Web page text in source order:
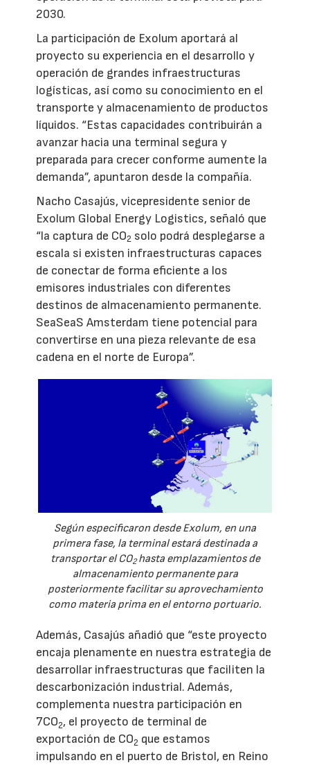
2030.
La participación de Exolum aportará al
proyecto su experiencia en el desarrollo y
operación de grandes infraestructuras
logísticas, así como su conocimiento en el
transporte y almacenamiento de productos
líquidos. “Estas capacidades contribuirán a
avanzar hacia una terminal segura y
preparada para crecer conforme aumente la
demanda”, apuntaron desde la compañía.
Nacho Casajús, vicepresidente senior de
Exolum Global Energy Logistics, señaló que
“la captura de CO2 solo podrá desplegarse a
escala si existen infraestructuras capaces
de conectar de forma eficiente a los
emisores industriales con diferentes
destinos de almacenamiento permanente.
SeaSeaS Amsterdam tiene potencial para
convertirse en una pieza relevante de esa
cadena en el norte de Europa”.
Según especificaron desde Exolum, en una
primera fase, la terminal estará destinada a
transportar el CO2hasta emplazamientos de
almacenamiento permanente para
posteriormente facilitar su aprovechamiento
como materia prima en el entorno portuario.
Además, Casajús añadió que “este proyecto
encaja plenamente en nuestra estrategia de
desarrollar infraestructuras que faciliten la
descarbonización industrial. Además,
complementa nuestra participación en
7CO2, el proyecto de terminal de
exportación de CO2 que estamos
impulsando en el puerto de Bristol, en Reino